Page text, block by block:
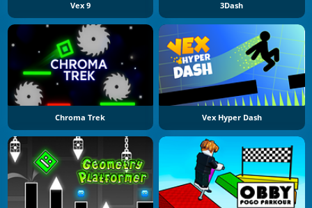
Vex 9 3Dash
Chroma Trek Vex Hyper Dash